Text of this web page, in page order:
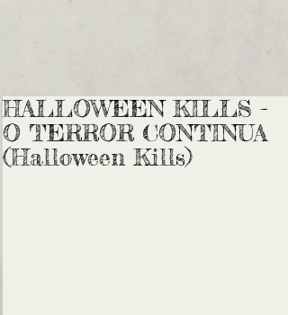
HALLOWEEN KILLS -
O TERROR CONTINUA
(Halloween Kills)